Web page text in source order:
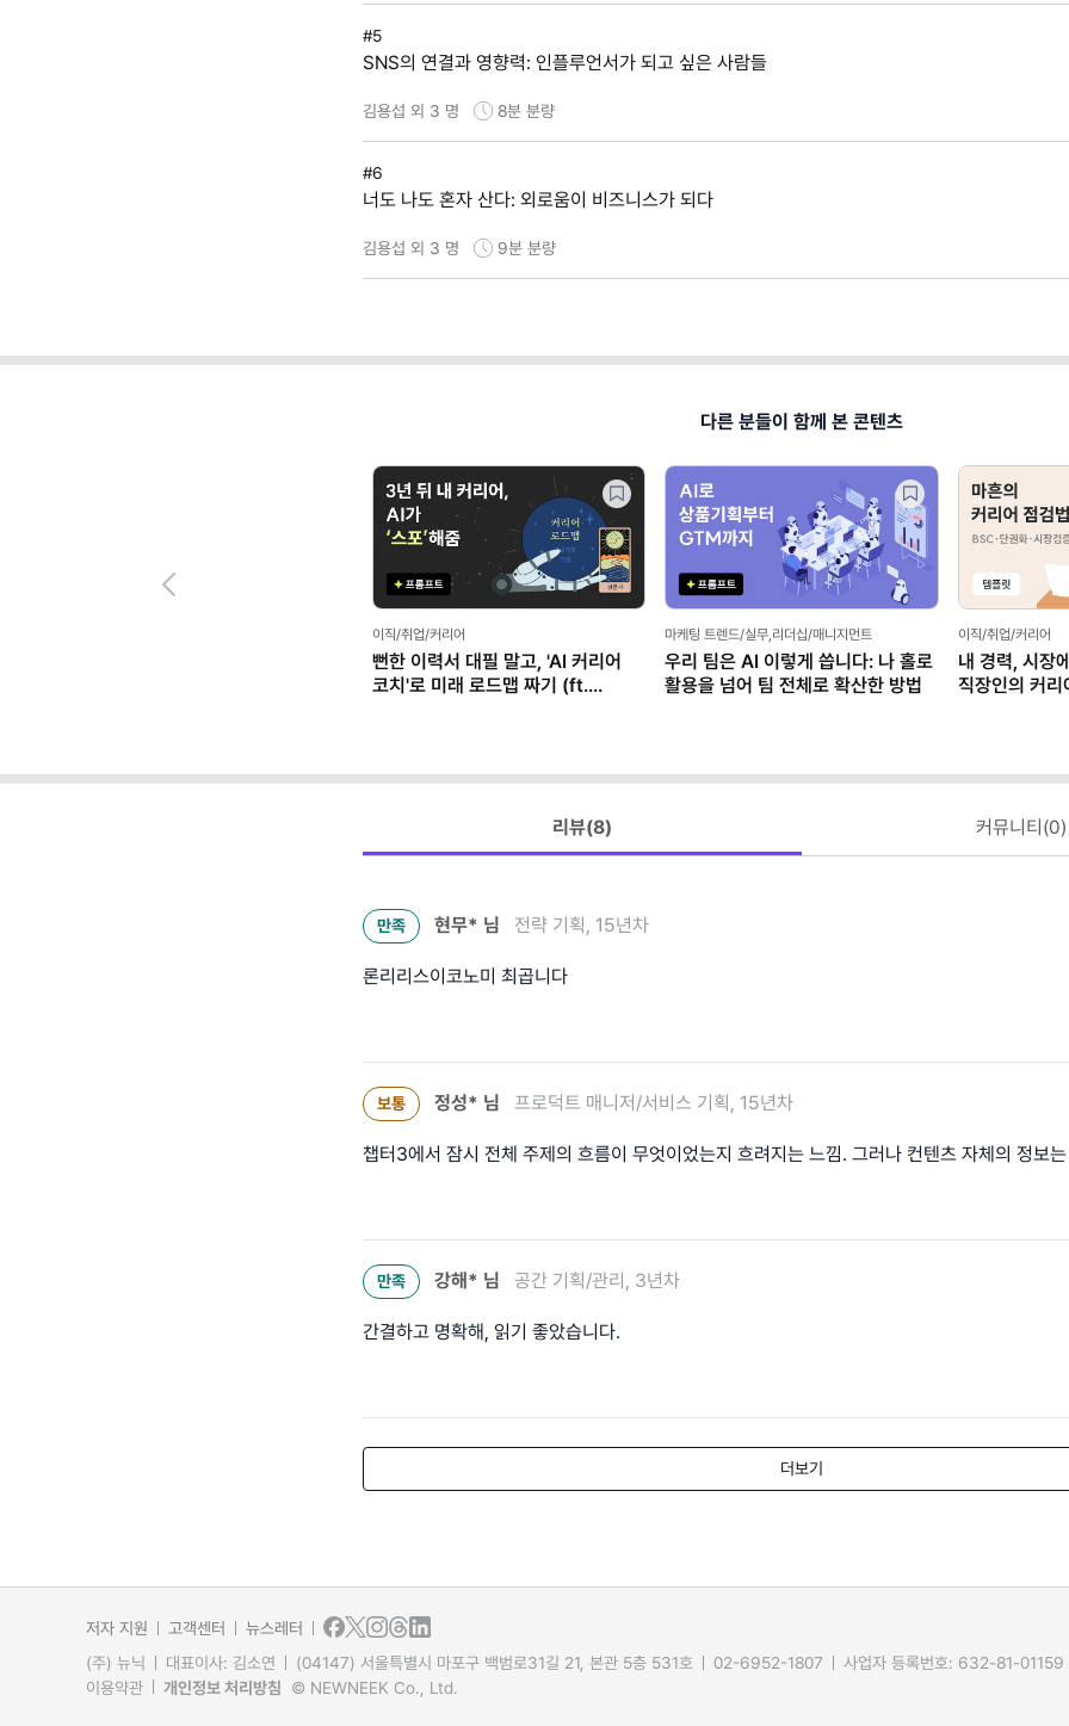
#5
SNS의 연결과 영향력: 인플루언서가 되고 싶은 사람들
김용섭 외 3 명 8분 분량
#6
너도 나도 혼자 산다: 외로움이 비즈니스가 되다
김용섭 외 3 명 9분 분량
다른 분들이 함께 본 콘텐츠
이직/취업/커리어
뻔한 이력서 대필 말고, 'AI 커리어
코치'로 미래 로드맵 짜기 (ft.
마케팅 트렌드/실무,리더십/매니지먼트
우리 팀은 AI 이렇게 씁니다: 나 홀로
활용을 넘어 팀 전체로 확산한 방법
이직/취업/커리어
내 경력, 시장
직장인의 커리
리뷰(8) 커뮤니티(0)
만족 현무* 님 전략 기획, 15년차
론리리스이코노미 최곱니다
보통 정성* 님 프로덕트 매니저/서비스 기획, 15년차
챕터3에서 잠시 전체 주제의 흐름이 무엇이었는지 흐려지는 느낌. 그러나 컨텐츠 자체의 정보
만족 강해* 님 공간 기획/관리, 3년차
간결하고 명확해, 읽기 좋았습니다.
더보기
저자 지원 고객센터
뉴스레터
(주) 뉴닉
대표이사: 김소연 (04147) 서울특별시 마포구 백범로31길 21, 본관 5층 531호 02-6952-1807
사업자 등록번호: 632-81-01159
이용약관
개인정보 처리방침 © NEWNEEK Co., Ltd.